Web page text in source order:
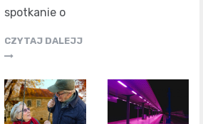
spotkanie o
CZYTAJ DALEJJ